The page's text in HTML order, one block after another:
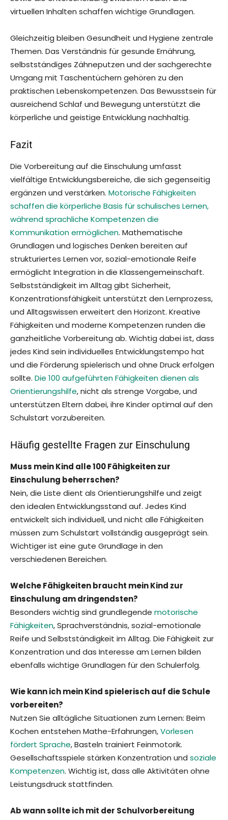
virtuellen Inhalten schaffen wichtige Grundlagen.
Gleichzeitig bleiben Gesundheit und Hygiene zentrale
Themen. Das Verständnis für gesunde Ernährung,
selbstständiges Zähneputzen und der sachgerechte
Umgang mit Taschentüchern gehören zu den
praktischen Lebenskompetenzen. Das Bewusstsein für
ausreichend Schlaf und Bewegung unterstützt die
körperliche und geistige Entwicklung nachhaltig.
Fazit
Die Vorbereitung auf die Einschulung umfasst
vielfältige Entwicklungsbereiche, die sich gegenseitig
ergänzen und verstärken. Motorische Fähigkeiten
schaffen die körperliche Basis für schulisches Lernen,
während sprachliche Kompetenzen die
Kommunikation ermöglichen. Mathematische
Grundlagen und logisches Denken bereiten auf
strukturiertes Lernen vor, sozial-emotionale Reife
ermöglicht Integration in die Klassengemeinschaft.
Selbstständigkeit im Alltag gibt Sicherheit,
Konzentrationsfähigkeit unterstützt den Lernprozess,
und Alltagswissen erweitert den Horizont. Kreative
Fähigkeiten und moderne Kompetenzen runden die
ganzheitliche Vorbereitung ab. Wichtig dabei ist, dass
jedes Kind sein individuelles Entwicklungstempo hat
und die Förderung spielerisch und ohne Druck erfolgen
sollte. Die 100 aufgeführten Fähigkeiten dienen als
Orientierungshilfe, nicht als strenge Vorgabe, und
unterstützen Eltern dabei, ihre Kinder optimal auf den
Schulstart vorzubereiten.
Häufig gestellte Fragen zur Einschulung
Muss mein Kind alle 100 Fähigkeiten zur
Einschulung beherrschen?
Nein, die Liste dient als Orientierungshilfe und zeigt
den idealen Entwicklungsstand auf. Jedes Kind
entwickelt sich individuell, und nicht alle Fähigkeiten
müssen zum Schulstart vollständig ausgeprägt sein.
Wichtiger ist eine gute Grundlage in den
verschiedenen Bereichen.
Welche Fähigkeiten braucht mein Kind zur
Einschulung am dringendsten?
Besonders wichtig sind grundlegende motorische
Fähigkeiten, Sprachverständnis, sozial-emotionale
Reife und Selbstständigkeit im Alltag. Die Fähigkeit zur
Konzentration und das Interesse am Lernen bilden
ebenfalls wichtige Grundlagen für den Schulerfolg.
Wie kann ich mein Kind spielerisch auf die Schule
vorbereiten?
Nutzen Sie alltägliche Situationen zum Lernen: Beim
Kochen entstehen Mathe-Erfahrungen,Vorlesen
fördert Sprache, Basteln trainiert Feinmotorik.
Gesellschaftsspiele stärken Konzentration und soziale
Kompetenzen. Wichtig ist, dass alle Aktivitäten ohne
Leistungsdruck stattfinden.
Ab wann sollte ich mit der Schulvorbereitung